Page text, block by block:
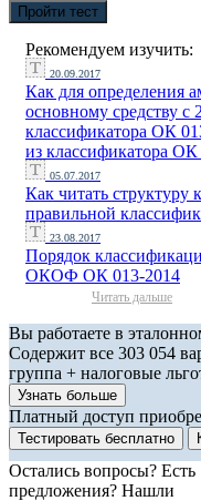
Пройти тест
Рекомендуем изучить:
20.09.2017
Как для определения
основному средству
классификатора ОК
из классификатора ОК
05.07.2017
Как читать
правильной
23.08.2017
Порядок
ОКОФ ОК 013-2014
Читать дальше
Вы работаете в
Содержит все 303 054
группа + налоговые
Узнать больше
Платный доступ
Тестировать бесплатно
Остались вопросы? Есть
предложения? Нашли